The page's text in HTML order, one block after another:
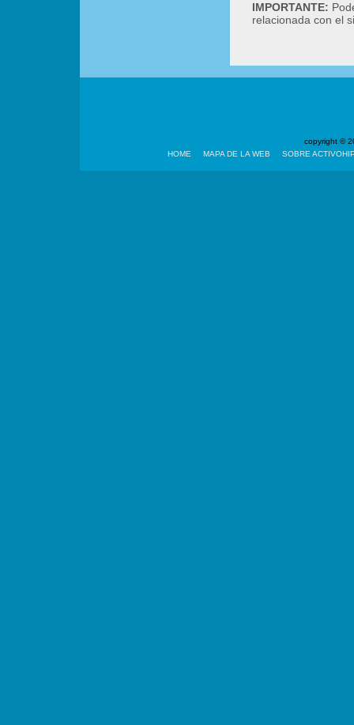
IMPORTANTE:
relacionada con el
copyright ©
HOME
MAPA DE LA WEB SOBRE